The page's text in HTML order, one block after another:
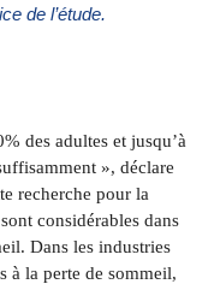
de l’étude.
des adultes et jusqu’à
», déclare
recherche pour la
considérables dans
Dans les industries
à la perte de sommeil,